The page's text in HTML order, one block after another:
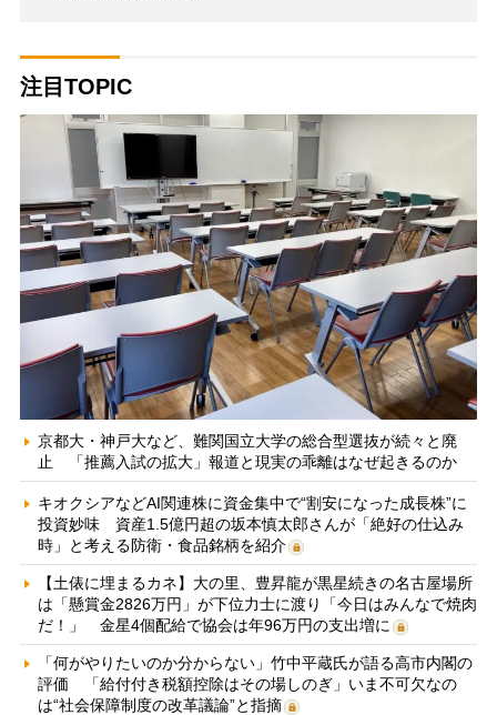
注目TOPIC
京都大・神戸大など、難関国立大学の総合型選抜が続々と廃
止 「推薦入試の拡大」報道と現実の乖離はなぜ起きるのか
キオクシアなどAI関連株に資金集中で“割安になった成長株”に
投資妙味 資産1.5億円超の坂本慎太郎さんが「絶好の仕込み
時」と考える防衛・食品銘柄を紹介
【土俵に埋まるカネ】大の里、豊昇龍が黒星続きの名古屋場所
は「懸賞金2826万円」が下位力士に渡り「今日はみんなで焼肉
だ！」 金星4個配給で協会は年96万円の支出増に
「何がやりたいのか分からない」竹中平蔵氏が語る高市内閣の
評価 「給付付き税額控除はその場しのぎ」いま不可欠なの
は“社会保障制度の改革議論”と指摘